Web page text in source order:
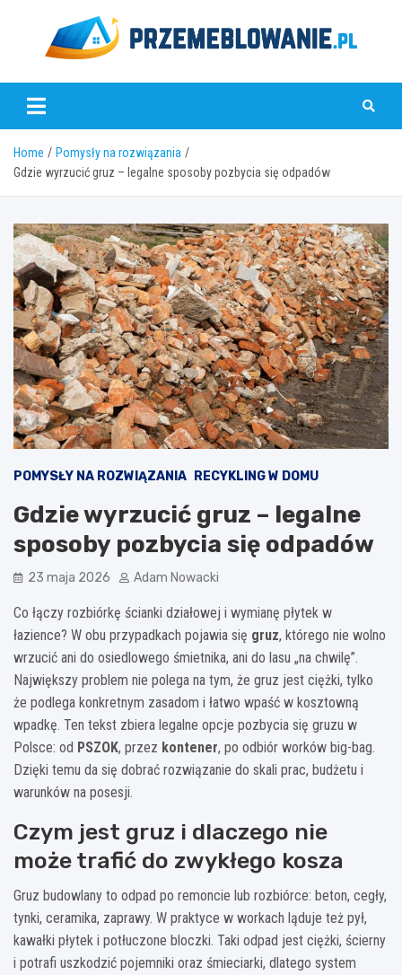
www.przemeblowanie.pl
Home
Pomysły na rozwiązania
Gdzie wyrzucić gruz – legalne sposoby pozbycia się odpadów
POMYSŁY NA ROZWIĄZANIA RECYKLING W DOMU
Gdzie wyrzucić gruz – legalne
sposoby pozbycia się odpadów
23 maja 2026 Adam Nowacki
Co łączy rozbiórkę ścianki działowej i wymianę płytek w
łazience? W obu przypadkach pojawia się gruz, którego nie wolno
wrzucić ani do osiedlowego śmietnika, ani do lasu „na chwilę”.
Największy problem nie polega na tym, że gruz jest ciężki, tylko
że podlega konkretnym zasadom i łatwo wpaść w kosztowną
wpadkę. Ten tekst zbiera legalne opcje pozbycia się gruzu w
Polsce: od PSZOK, przez kontener, po odbiór worków big-bag.
Dzięki temu da się dobrać rozwiązanie do skali prac, budżetu i
warunków na posesji.
Czym jest gruz i dlaczego nie
może trafić do zwykłego kosza
Gruz budowlany to odpad po remoncie lub rozbiórce: beton, cegły,
tynki, ceramika, zaprawy. W praktyce w workach ląduje też pył,
kawałki płytek i potłuczone bloczki. Taki odpad jest ciężki, ścierny
i potrafi uszkodzić pojemniki oraz śmieciarki, dlatego system